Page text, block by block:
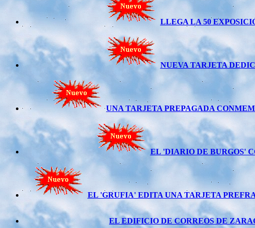
LLEGA LA 50
NUEVA TARJETA
UNA TARJETA PREPAGADA
EL 'DIARIO DE BURGOS'
EL 'GRUFIA' EDITA UNA TARJETA
EL EDIFICIO DE CORREOS DE